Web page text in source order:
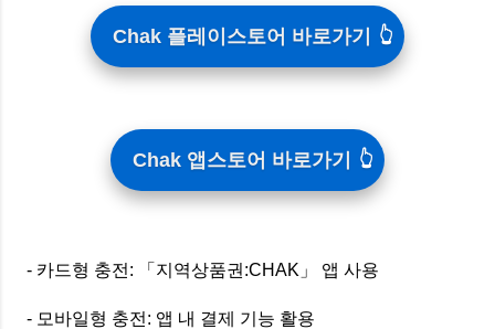
Chak 플레이스토어 바로가기
Chak 앱스토어 바로가기
- 카드형 충전: 「지역상품권:CHAK」 앱 사용
- 모바일형 충전: 앱 내 결제 기능 활용